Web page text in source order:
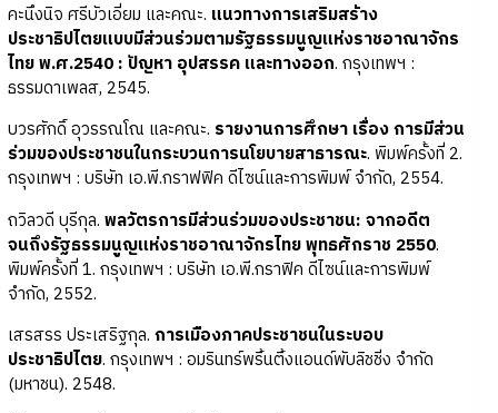
คะนึงนิจ ศรีบัวเอี่ยม และคณะ. แนวทางการเสริมสร้าง
ประชาธิปไตยแบบมีส่วนร่วมตามรัฐธรรมนูญแห่งราชอาณาจักร
ไทย พ.ศ.2540 : ปัญหา อุปสรรค และทางออก. กรุงเทพฯ :
ธรรมดาเพลส, 2545.
บวรศักดิ์ อุวรรณโณ และคณะ. รายงานการศึกษา เรื่อง การมีส่วน
ร่วมของประชาชนในกระบวนการนโยบายสาธารณะ. พิมพ์ครั้งที่ 2.
กรุงเทพฯ : บริษัท เอ.พี.กราฟฟิค ดีไซน์และการพิมพ์ จำกัด, 2554.
ถวิลวดี บุรีกุล. พลวัตรการมีส่วนร่วมของประชาชน: จากอดีต
จนถึงรัฐธรรมนูญแห่งราชอาณาจักรไทย พุทธศักราช 2550.
พิมพ์ครั้งที่ 1. กรุงเทพฯ : บริษัท เอ.พี.กราฟิค ดีไซน์และการพิมพ์
จำกัด, 2552.
เสรสรร ประเสริฐกุล. การเมืองภาคประชาชนในระบอบ
ประชาธิปไตย. กรุงเทพฯ : อมรินทร์พริ้นติ้งแอนด์พับลิชชิ่ง จำกัด
(มหาชน). 2548.